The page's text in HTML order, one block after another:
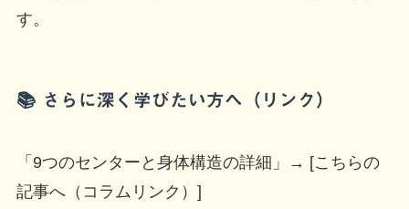
す。
📚 さらに深く学びたい方へ（リンク）
「9つのセンターと身体構造の詳細」→ [こちらの
記事へ（コラムリンク）]